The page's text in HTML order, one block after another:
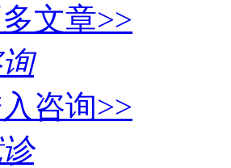
文章>>
咨询>>